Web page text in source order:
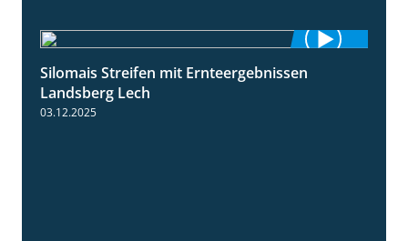
11:01
Silomais Streifen mit Ernteergebnissen
Landsberg Lech
03.12.2025